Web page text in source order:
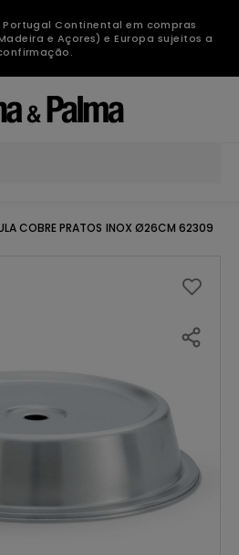
Portugal Continental em compras
e Açores) e Europa sujeitos a
COBRE PRATOS INOX Ø26CM 62309